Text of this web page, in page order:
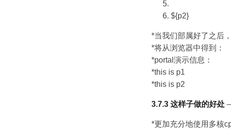
${p2}
*当我们部属好了之后
*将从浏览器中得到：
*portal演示信息：
*this is p1
*this is p2
3.7.3 这样子做的好处
*更加充分地使用多核